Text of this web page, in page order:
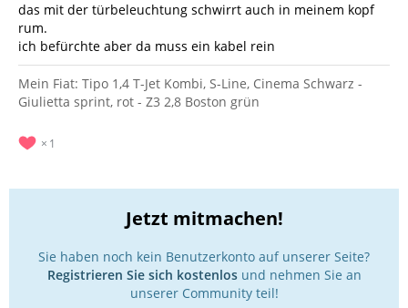
das mit der türbeleuchtung schwirrt auch in meinem kopf
rum.
ich befürchte aber da muss ein kabel rein
Mein Fiat: Tipo 1,4 T-Jet Kombi, S-Line, Cinema Schwarz -
Giulietta sprint, rot - Z3 2,8 Boston grün
1
Jetzt mitmachen!
Sie haben noch kein Benutzerkonto auf unserer Seite?
Registrieren Sie sich kostenlosund nehmen Sie an
unserer Community teil!